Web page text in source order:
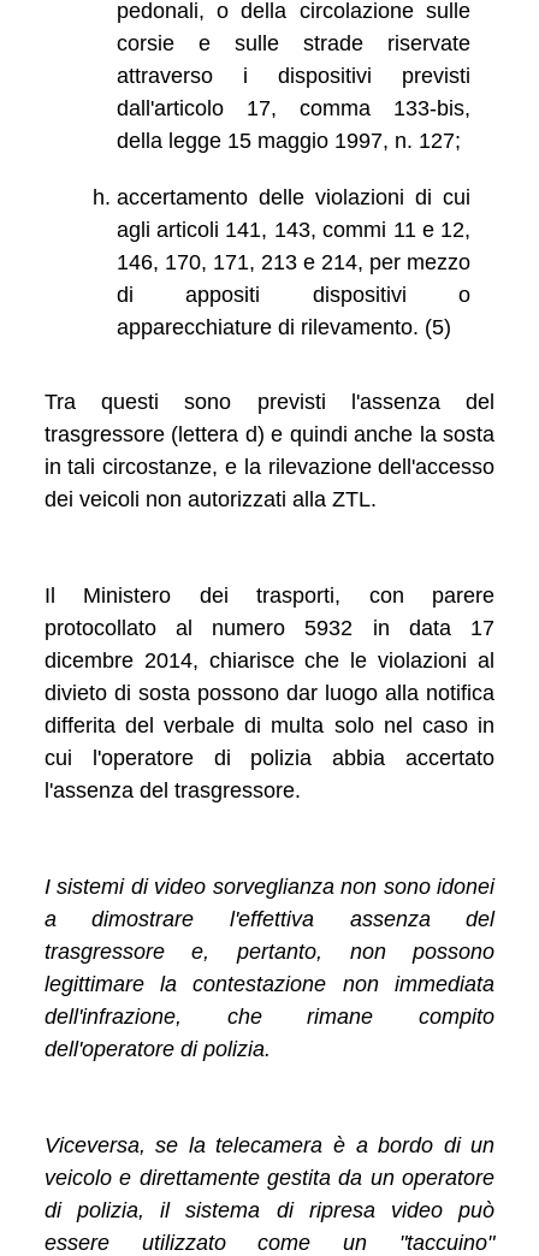
pedonali, o della circolazione sulle
corsie e sulle strade riservate
attraverso i dispositivi previsti
dall'articolo 17, comma 133-bis,
della legge 15 maggio 1997, n. 127;
accertamento delle violazioni di cui
agli articoli 141, 143, commi 11 e 12,
146, 170, 171, 213 e 214, per mezzo
di appositi dispositivi o
apparecchiature di rilevamento. (5)
Tra questi sono previsti l'assenza del
trasgressore (lettera d) e quindi anche la sosta
in tali circostanze, e la rilevazione dell'accesso
dei veicoli non autorizzati alla ZTL.
Il Ministero dei trasporti, con parere
protocollato al numero 5932 in data 17
dicembre 2014, chiarisce che le violazioni al
divieto di sosta possono dar luogo alla notifica
differita del verbale di multa solo nel caso in
cui l'operatore di polizia abbia accertato
l'assenza del trasgressore.
I sistemi di video sorveglianza non sono idonei
a dimostrare l'effettiva assenza del
trasgressore e, pertanto, non possono
legittimare la contestazione non immediata
dell'infrazione, che rimane compito
dell'operatore di polizia.
Viceversa, se la telecamera è a bordo di un
veicolo e direttamente gestita da un operatore
di polizia, il sistema di ripresa video può
essere utilizzato come un "taccuino"